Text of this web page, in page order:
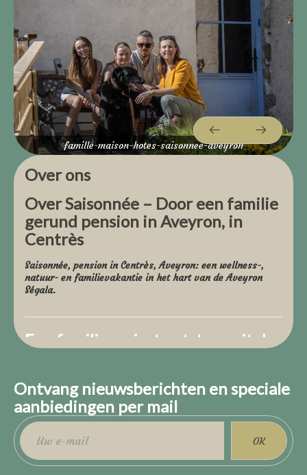
famille-maison-hotes-saisonnee-aveyron
Over ons
Over Saisonnée – Door een familie
gerund pension in Aveyron, in
Centrès
Saisonnée, pension in Centrès, Aveyron: een wellness-,
natuur- en familievakantie in het hart van de Aveyron
Ségala.
Een familieproject ontstaan uit de
Wij zijn Stéphanie en Damien, de gelukkige ouders van
Lola en Lise. Oorspronkelijk uit Lille, verlieten we in 2018
het noorden voor een eerste vakantie in de buurt van
Perpignan, aangetrokken door de zee en de zon.
Deze jaren waren rijk en stralend, maar beetje bij beetje
ontstond de behoefte: de essentie herontdekken. Meer
groen, meer eenvoud, meer authenticiteit.
Ontvang nieuwsberichten en speciale
aanbiedingen per mail
OK